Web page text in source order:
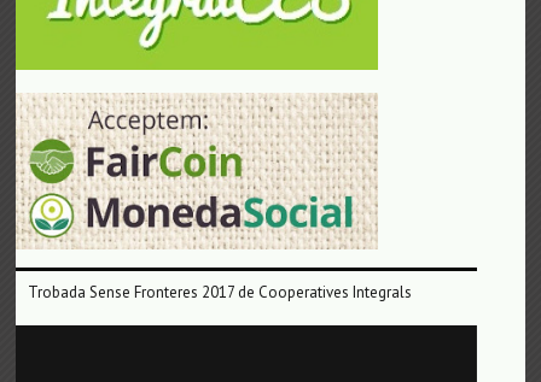
Trobada Sense Fronteres 2017 de Cooperatives Integrals